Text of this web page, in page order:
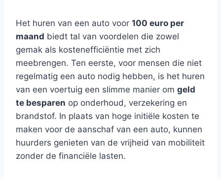
Het huren van een auto voor 100 euro per
maand biedt tal van voordelen die zowel
gemak als kostenefficiëntie met zich
meebrengen. Ten eerste, voor mensen die niet
regelmatig een auto nodig hebben, is het huren
van een voertuig een slimme manier om geld
te besparen op onderhoud, verzekering en
brandstof. In plaats van hoge initiële kosten te
maken voor de aanschaf van een auto, kunnen
huurders genieten van de vrijheid van mobiliteit
zonder de financiële lasten.